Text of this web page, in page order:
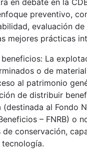
en debate en la
preventivo,
evaluación
mejores prácticas
La
o de
al patrimonio
de distribuir
al Fondo
– FNRB) o
conservación,